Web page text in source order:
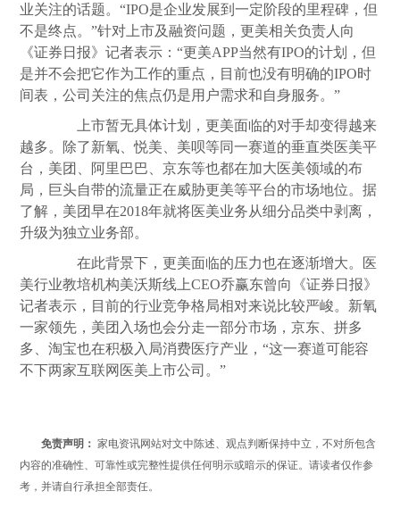
业关注的话题。“IPO是企业发展到一定阶段的里程碑，但
不是终点。”针对上市及融资问题，更美相关负责人向
《证券日报》记者表示：“更美APP当然有IPO的计划，但
是并不会把它作为工作的重点，目前也没有明确的IPO时
间表，公司关注的焦点仍是用户需求和自身服务。”
上市暂无具体计划，更美面临的对手却变得越来
越多。除了新氧、悦美、美呗等同一赛道的垂直类医美平
台，美团、阿里巴巴、京东等也都在加大医美领域的布
局，巨头自带的流量正在威胁更美等平台的市场地位。据
了解，美团早在2018年就将医美业务从细分品类中剥离，
升级为独立业务部。
在此背景下，更美面临的压力也在逐渐增大。医
美行业教培机构美沃斯线上CEO乔赢东曾向《证券日报》
记者表示，目前的行业竞争格局相对来说比较严峻。新氧
一家领先，美团入场也会分走一部分市场，京东、拼多
多、淘宝也在积极入局消费医疗产业，“这一赛道可能容
不下两家互联网医美上市公司。”
免责声明： 家电资讯网站对文中陈述、观点判断保持中立，不对所包含
内容的准确性、可靠性或完整性提供任何明示或暗示的保证。请读者仅作参
考，并请自行承担全部责任。